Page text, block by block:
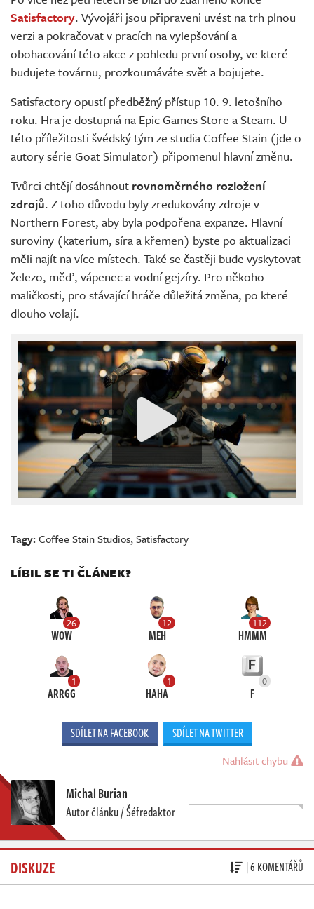
Živě
Satisfactory. Vývojáři jsou připraveni uvést na trh plnou
verzi a pokračovat v pracích na vylepšování a
obohacování této akce z pohledu první osoby, ve které
budujete továrnu, prozkoumáváte svět a bojujete.
Satisfactory opustí předběžný přístup 10. 9. letošního
roku. Hra je dostupná na Epic Games Store a Steam. U
této příležitosti švédský tým ze studia Coffee Stain (jde o
autory série Goat Simulator) připomenul hlavní změnu.
Tvůrci chtějí dosáhnout rovnoměrného rozložení
zdrojů. Z toho důvodu byly zredukovány zdroje v
Northern Forest, aby byla podpořena expanze. Hlavní
suroviny (katerium, síra a křemen) byste po aktualizaci
měli najít na více místech. Také se častěji bude vyskytovat
železo, měď, vápenec a vodní gejzíry. Pro někoho
maličkosti, pro stávající hráče důležitá změna, po které
dlouho volají.
Tagy:Coffee Stain Studios,Satisfactory
LÍBIL SE TI ČLÁNEK?
26
WOW
12
MEH
112
HMMM
1
ARRGG
1
HAHA
0
F
SDÍLET NA FACEBOOK SDÍLET NA TWITTER
Nahlásit chybu
Michal Burian
Autor článku / Šéfredaktor
DISKUZE | 6 KOMENTÁŘŮ